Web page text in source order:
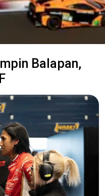
Balapan,